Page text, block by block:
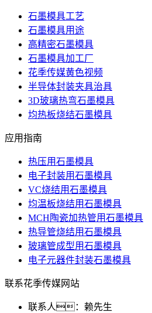
石墨模具工艺
石墨模具用途
高精密石墨模具
石墨模具加工厂
花季传媒黄色视频
半导体封装夹具治具
3D玻璃热弯石墨模具
均热板烧结石墨模具
应用指南
热压用石墨模具
电子封装用石墨模具
VC烧结用石墨模具
均温板烧结用石墨模具
MCH陶瓷加热管用石墨模具
热导管烧结用石墨模具
玻璃管成型用石墨模具
电子元器件封装石墨模具
联系花季传媒网站
联系人：赖先生